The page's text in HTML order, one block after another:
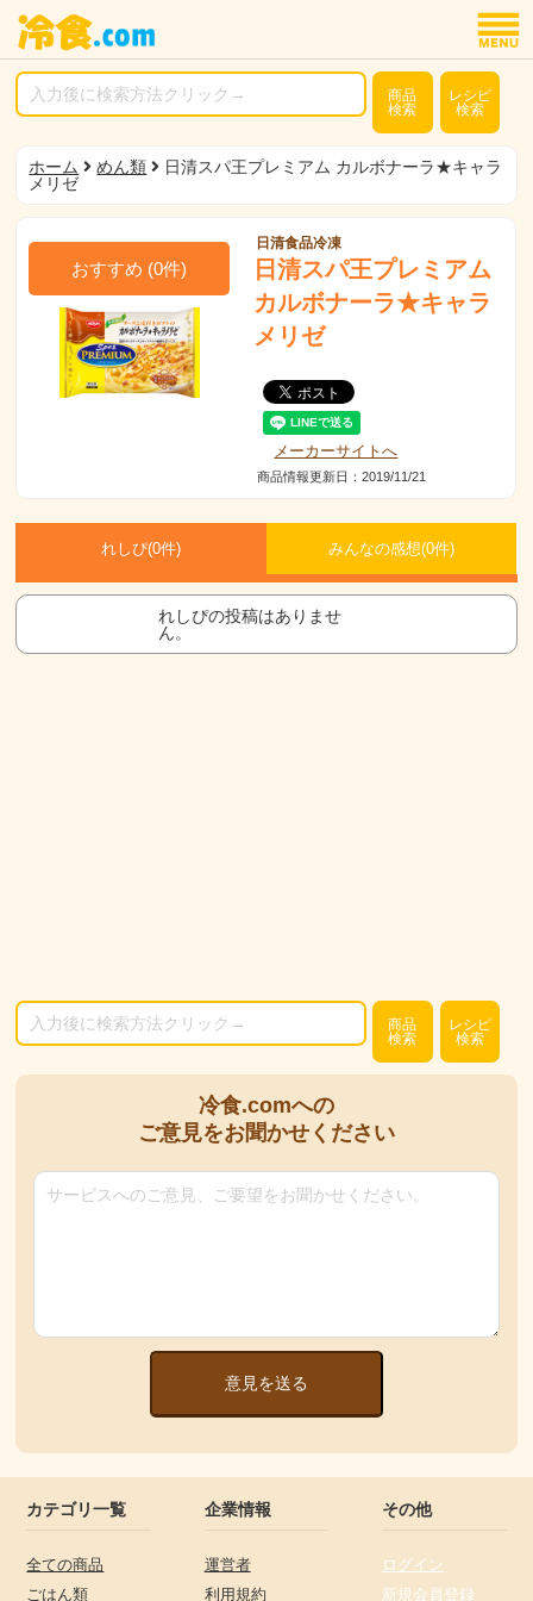
商品
検索
レシピ
検索
ホーム めん類
日清スパ王プレミアム カルボナーラ★キャラ
メリゼ
おすすめ (0件)
日清食品冷凍
日清スパ王プレミアム
カルボナーラ★キャラ
メリゼ
メーカーサイトへ
商品情報更新日：2019/11/21
れしぴ(0件) みんなの感想(0件)
れしぴの投稿はありませ
ん。
商品
検索
レシピ
検索
冷食.comへの
ご意見をお聞かせください
意見を送る
カテゴリ一覧
全ての商品
ごはん類
企業情報
運営者
利用規約
その他
ログイン
新規会員登録